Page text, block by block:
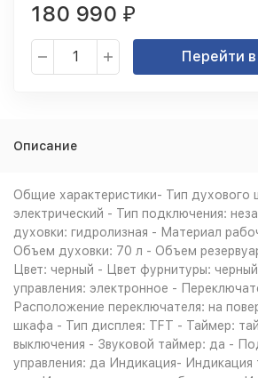
180 990 ₽
Перейти в
Описание
Общие характеристики- Тип духового
электрический - Тип подключения:
духовки: гидролизная - Материал
Объем духовки: 70 л - Объем
Цвет: черный - Цвет фурнитуры:
управления: электронное -
Расположение переключателя: на
шкафа - Тип дисплея: TFT - Таймер:
выключения - Звуковой таймер: да -
управления: да Индикация-